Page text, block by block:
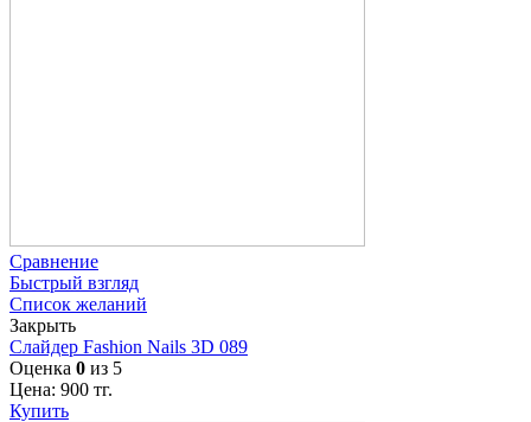
Сравнение
Быстрый взгляд
Список желаний
Закрыть
Слайдер Fashion Nails 3D 089
Оценка 0 из 5
Цена: 900 тг.
Купить